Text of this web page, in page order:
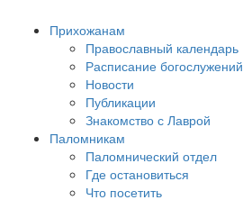
Прихожанам
Православный календарь
Расписание богослужений
Новости
Публикации
Знакомство с Лаврой
Паломникам
Паломнический отдел
Где остановиться
Что посетить